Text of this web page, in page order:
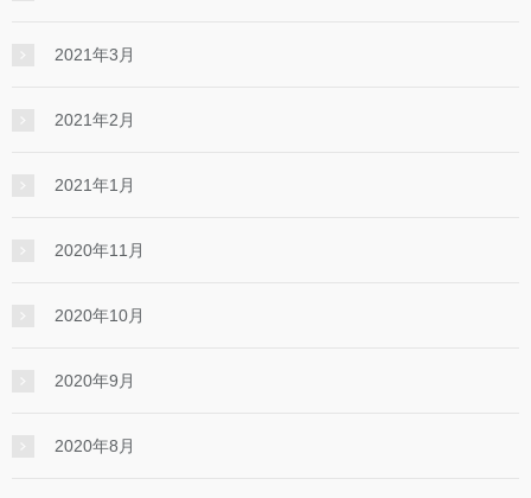
2021年3月
2021年2月
2021年1月
2020年11月
2020年10月
2020年9月
2020年8月